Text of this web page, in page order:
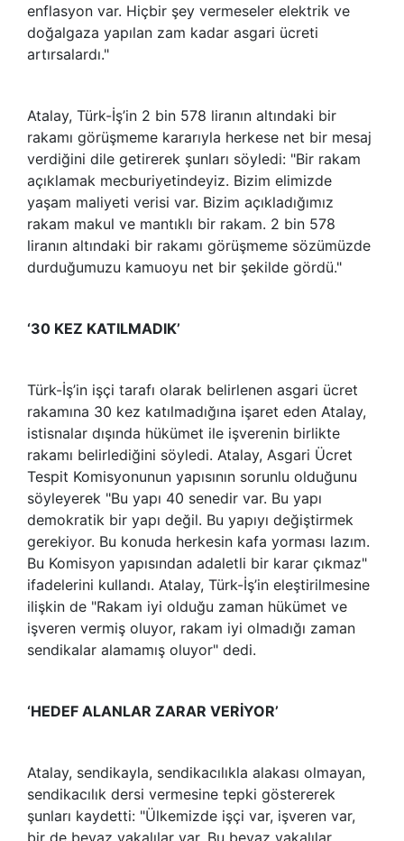
enflasyon var. Hiçbir şey vermeseler elektrik ve
doğalgaza yapılan zam kadar asgari ücreti
artırsalardı."
Atalay, Türk-İş’in 2 bin 578 liranın altındaki bir
rakamı görüşmeme kararıyla herkese net bir mesaj
verdiğini dile getirerek şunları söyledi: "Bir rakam
açıklamak mecburiyetindeyiz. Bizim elimizde
yaşam maliyeti verisi var. Bizim açıkladığımız
rakam makul ve mantıklı bir rakam. 2 bin 578
liranın altındaki bir rakamı görüşmeme sözümüzde
durduğumuzu kamuoyu net bir şekilde gördü."
‘30 KEZ KATILMADIK’
Türk-İş’in işçi tarafı olarak belirlenen asgari ücret
rakamına 30 kez katılmadığına işaret eden Atalay,
istisnalar dışında hükümet ile işverenin birlikte
rakamı belirlediğini söyledi. Atalay, Asgari Ücret
Tespit Komisyonunun yapısının sorunlu olduğunu
söyleyerek "Bu yapı 40 senedir var. Bu yapı
demokratik bir yapı değil. Bu yapıyı değiştirmek
gerekiyor. Bu konuda herkesin kafa yorması lazım.
Bu Komisyon yapısından adaletli bir karar çıkmaz"
ifadelerini kullandı. Atalay, Türk-İş’in eleştirilmesine
ilişkin de "Rakam iyi olduğu zaman hükümet ve
işveren vermiş oluyor, rakam iyi olmadığı zaman
sendikalar alamamış oluyor" dedi.
‘HEDEF ALANLAR ZARAR VERİYOR’
Atalay, sendikayla, sendikacılıkla alakası olmayan,
sendikacılık dersi vermesine tepki göstererek
şunları kaydetti: "Ülkemizde işçi var, işveren var,
bir de beyaz yakalılar var. Bu beyaz yakalılar